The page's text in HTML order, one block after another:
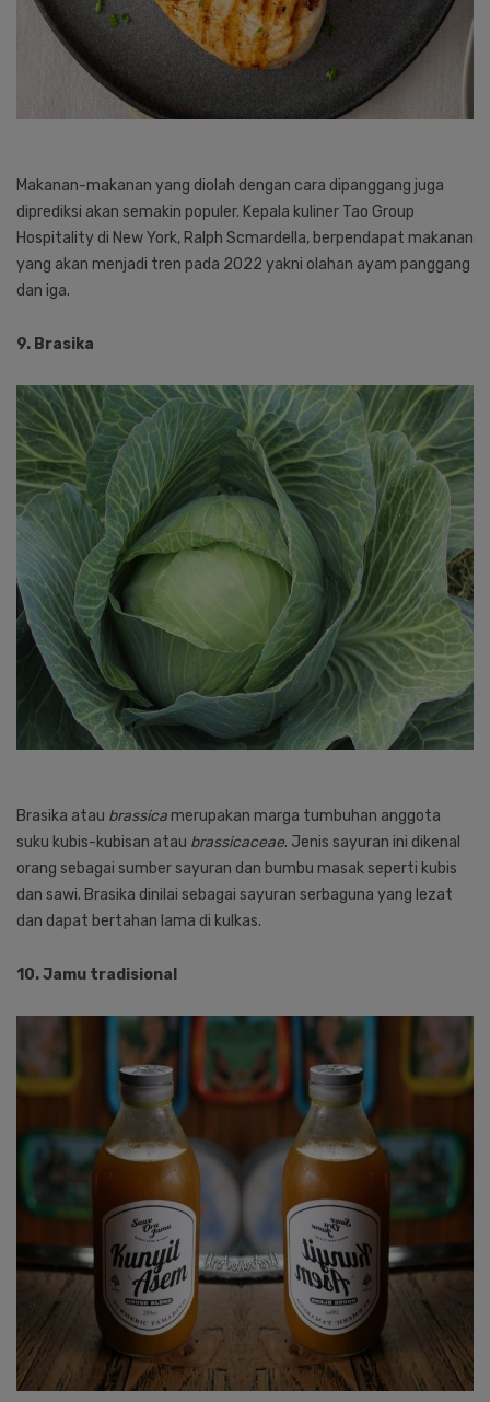
Makanan-makanan yang diolah dengan cara dipanggang juga
diprediksi akan semakin populer. Kepala kuliner Tao Group
Hospitality di New York, Ralph Scmardella, berpendapat makanan
yang akan menjadi tren pada 2022 yakni olahan ayam panggang
dan iga.
9. Brasika
Brasika atau brassica merupakan marga tumbuhan anggota
suku kubis-kubisan atau brassicaceae. Jenis sayuran ini dikenal
orang sebagai sumber sayuran dan bumbu masak seperti kubis
dan sawi. Brasika dinilai sebagai sayuran serbaguna yang lezat
dan dapat bertahan lama di kulkas.
10. Jamu tradisional